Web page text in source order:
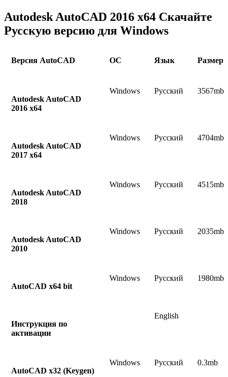
Autodesk AutoCAD 2016 x64 Скачайте
Русскую версию для Windows
Версия AutoCAD ОС Язык Размер
Autodesk AutoCAD
2016 x64
Windows Русский 3567mb
Autodesk AutoCAD
2017 x64
Windows Русский 4704mb
Autodesk AutoCAD
2018
Windows Русский 4515mb
Autodesk AutoCAD
2010
Windows Русский 2035mb
AutoCAD x64 bit
Windows Русский 1980mb
Инструкция по
активации
English
AutoCAD x32 (Keygen)
Windows Русский 0.3mb